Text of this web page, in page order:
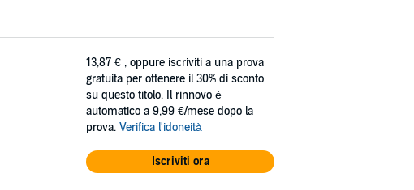
13,87 € , oppure iscriviti a una prova
gratuita per ottenere il 30% di sconto
su questo titolo. Il rinnovo è
automatico a 9,99 €/mese dopo la
prova. Verifica l'idoneità
Iscriviti ora